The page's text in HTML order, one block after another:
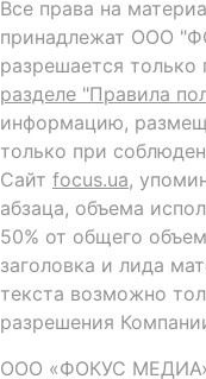
Все права на
принадлежат ООО
разрешается
разделе "Правила
информацию,
только при
Сайт focus.ua,
абзаца, объема
50% от общего
заголовка и лида
текста возможно
разрешения
ООО «ФОКУС